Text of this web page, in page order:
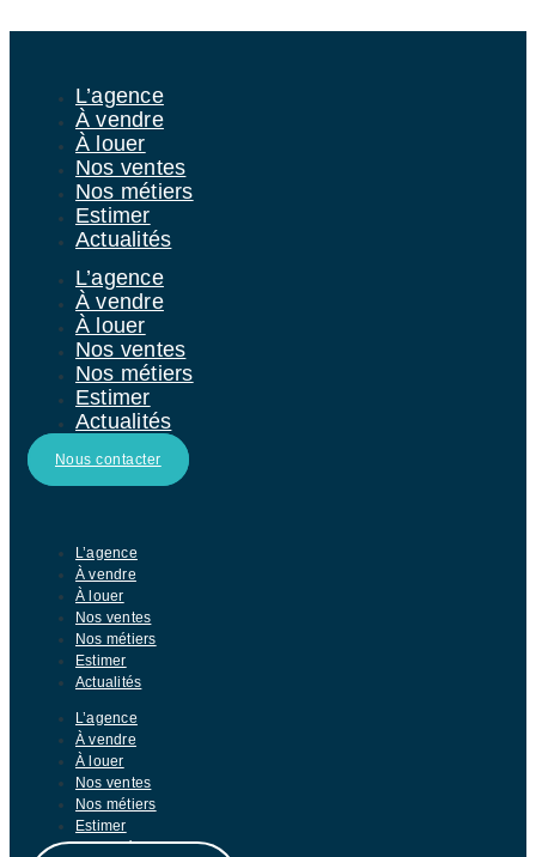
L’agence
À vendre
À louer
Nos ventes
Nos métiers
Estimer
Actualités
L’agence
À vendre
À louer
Nos ventes
Nos métiers
Estimer
Actualités
Nous contacter
L’agence
À vendre
À louer
Nos ventes
Nos métiers
Estimer
Actualités
L’agence
À vendre
À louer
Nos ventes
Nos métiers
Estimer
Actualités